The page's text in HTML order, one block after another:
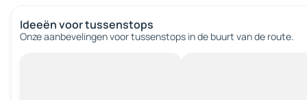
Ideeën voor tussenstops
Onze aanbevelingen voor tussenstops in de buurt van de route.